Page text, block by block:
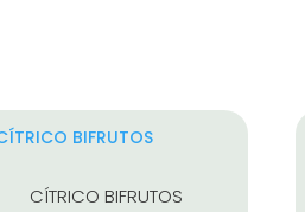
CÍTRICO BIFRUTOS